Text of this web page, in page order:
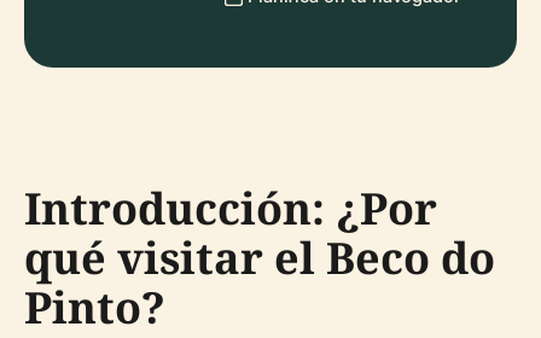
Introducción: ¿Por
qué visitar el Beco do
Pinto?